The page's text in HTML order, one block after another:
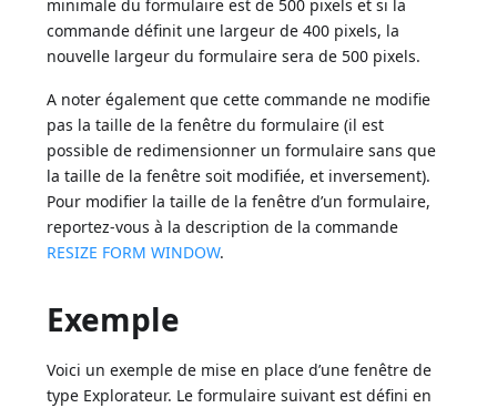
minimale du formulaire est de 500 pixels et si la
commande définit une largeur de 400 pixels, la
nouvelle largeur du formulaire sera de 500 pixels.
A noter également que cette commande ne modifie
pas la taille de la fenêtre du formulaire (il est
possible de redimensionner un formulaire sans que
la taille de la fenêtre soit modifiée, et inversement).
Pour modifier la taille de la fenêtre d’un formulaire,
reportez-vous à la description de la commande
RESIZE FORM WINDOW.
Exemple
Voici un exemple de mise en place d’une fenêtre de
type Explorateur. Le formulaire suivant est défini en